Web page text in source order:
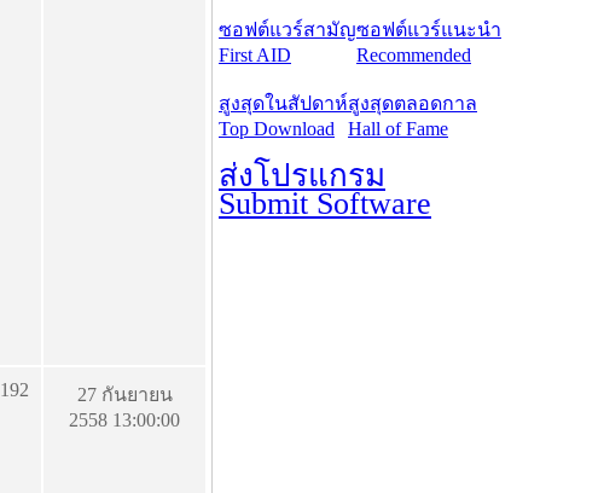
192
27 กันยายน
2558 13:00:00
ซอฟต์แวร์สามัญ
First AID
ซอฟต์แวร์แนะนำ
Recommended
สูงสุดในสัปดาห์
Top Download
สูงสุดตลอดกาล
Hall of Fame
ส่งโปรแกรม
Submit Software